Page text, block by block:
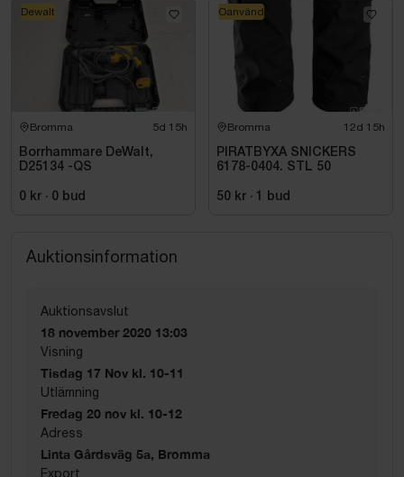
Bromma 5d 15h
Borrhammare DeWalt,
D25134 -QS
0 kr · 0 bud
Dewalt
Bromma 12d 15h
PIRATBYXA SNICKERS
6178-0404. STL 50
50 kr · 1 bud
Oanvänd
Auktionsinformation
Auktionsavslut
18 november 2020 13:03
Visning
Tisdag 17 Nov kl. 10-11
Utlämning
Fredag 20 nov kl. 10-12
Adress
Linta Gårdsväg 5a, Bromma
Export